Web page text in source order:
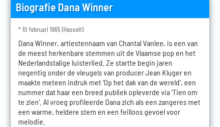
Biografie Dana Winner
* 10 februari 1965 (Hasselt)
Dana Winner, artiestennaam van Chantal Vanlee, is een van
de meest herkenbare stemmen uit de Vlaamse pop en het
Nederlandstalige luisterlied. Ze startte begin jaren
negentig onder de vleugels van producer Jean Kluger en
maakte meteen indruk met 'Op het dak van de wereld', een
nummer dat haar een breed publiek opleverde via 'Tien om
te zien'. Al vroeg profileerde Dana zich als een zangeres met
een warme, heldere stem en een feilloos gevoel voor
melodie.